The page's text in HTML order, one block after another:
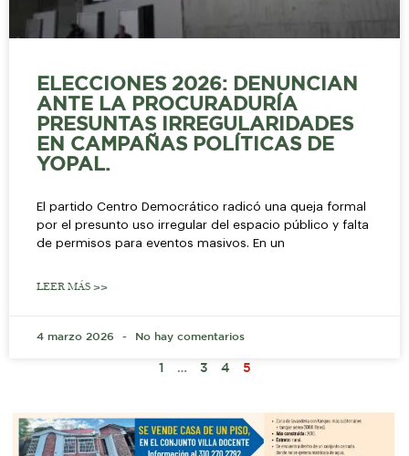
ELECCIONES 2026: DENUNCIAN
ANTE LA PROCURADURÍA
PRESUNTAS IRREGULARIDADES
EN CAMPAÑAS POLÍTICAS DE
YOPAL.
El partido Centro Democrático radicó una queja formal
por el presunto uso irregular del espacio público y falta
de permisos para eventos masivos. En un
LEER MÁS >>
4 marzo 2026 No hay comentarios
1 … 3 4 5